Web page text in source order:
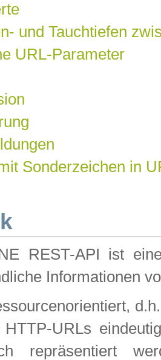
und Tauchtiefen
URL-Parameter
Sonderzeichen in
REST-API ist
Informationen
URLs
repräsentiert